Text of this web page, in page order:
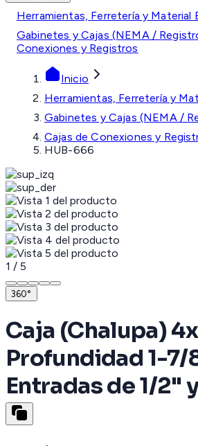
Herramientas, Ferretería y Material
Gabinetes y Cajas (NEMA /
Conexiones y Registros
Inicio
Herramientas, Ferretería y
Gabinetes y Cajas (NEMA /
Cajas de Conexiones y
HUB-666
1 / 5
360°
Caja (Chalupa)
Profundidad 1-7/
Entradas de 1/2"